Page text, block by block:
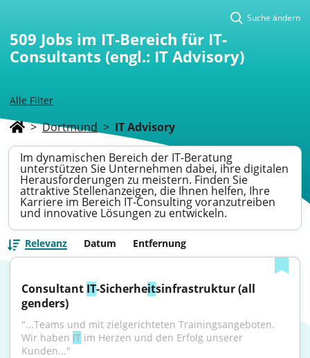
Alle Filter
Suche ändern
509 Jobs im IT-Bereich für IT-
Consultants (engl.: IT Advisory)
> Dortmund > IT Advisory
Im dynamischen Bereich der IT-Beratung
unterstützen Sie Unternehmen dabei, ihre digitalen
Herausforderungen zu meistern. Finden Sie
attraktive Stellenanzeigen, die Ihnen helfen, Ihre
Karriere im Bereich IT-Consulting voranzutreiben
und innovative Lösungen zu entwickeln.
Relevanz Datum Entfernung
Consultant IT-Sicherheitsinfrastruktur (all
genders)
"...Teams und mit zielgerichteten Trainingsangeboten.
Wir haben IT im Herzen und den Erfolg unserer
Kunden..."